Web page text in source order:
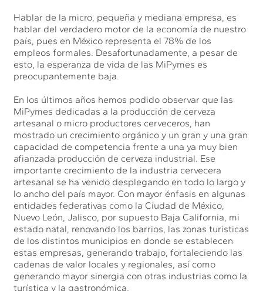
Hablar de la micro, pequeña y mediana empresa, es
hablar del verdadero motor de la economía de nuestro
país, pues en México representa el 78% de los
empleos formales. Desafortunadamente, a pesar de
esto, la esperanza de vida de las MiPymes es
preocupantemente baja.
En los últimos años hemos podido observar que las
MiPymes dedicadas a la producción de cerveza
artesanal o micro productores cerveceros, han
mostrado un crecimiento orgánico y un gran y una gran
capacidad de competencia frente a una ya muy bien
afianzada producción de cerveza industrial. Ese
importante crecimiento de la industria cervecera
artesanal se ha venido desplegando en todo lo largo y
lo ancho del país mayor. Con mayor énfasis en algunas
entidades federativas como la Ciudad de México,
Nuevo León, Jalisco, por supuesto Baja California, mi
estado natal, renovando los barrios, las zonas turísticas
de los distintos municipios en donde se establecen
estas empresas, generando trabajo, fortaleciendo las
cadenas de valor locales y regionales, así como
generando mayor sinergia con otras industrias como la
turística y la gastronómica.